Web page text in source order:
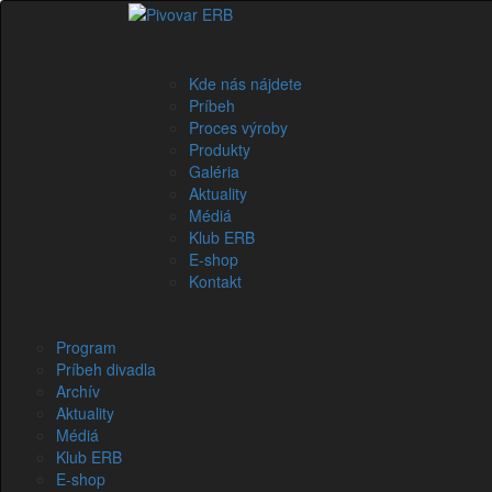
Kde nás nájdete
Príbeh
Proces výroby
Produkty
Galéria
Aktuality
Médiá
Klub ERB
E-shop
Kontakt
Program
Príbeh divadla
Archív
Aktuality
Médiá
Klub ERB
E-shop